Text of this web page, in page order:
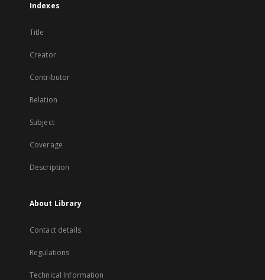
Indexes
Title
Creator
Contributor
Relation
Subject
Coverage
Description
About Library
Contact details
Regulations
Technical Information